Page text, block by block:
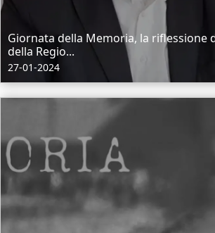
Giornata della Memoria, la riflessione
della Regio...
27-01-2024